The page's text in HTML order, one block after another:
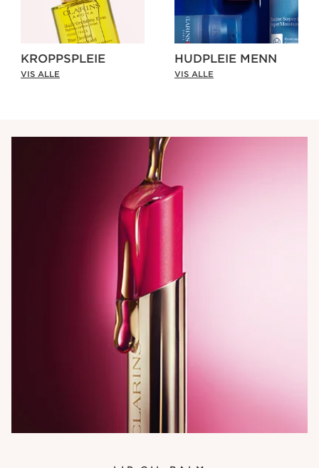
KROPPSPLEIE
VIS ALLE
HUDPLEIE MENN
VIS ALLE